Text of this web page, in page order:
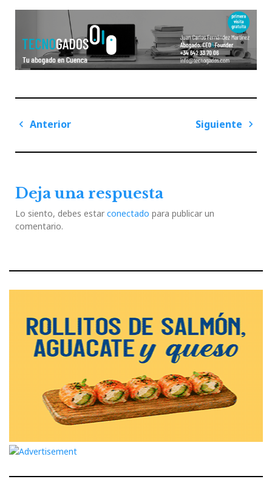
Navegación
entradas
Anterior
Siguiente
Deja una respuesta
Lo siento, debes estar conectado para publicar un
comentario.